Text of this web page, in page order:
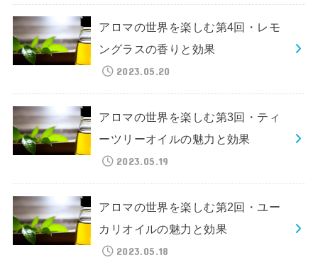
アロマの世界を楽しむ第4回・レモ
ングラスの香りと効果
2023.05.20
アロマの世界を楽しむ第3回・ティ
ーツリーオイルの魅力と効果
2023.05.19
アロマの世界を楽しむ第2回・ユー
カリオイルの魅力と効果
2023.05.18